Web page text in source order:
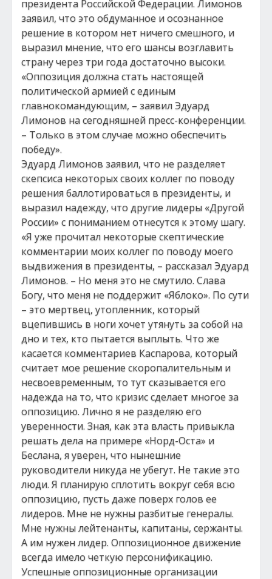
президента Российской Федерации. Лимонов
заявил, что это обдуманное и осознанное
решение в котором нет ничего смешного, и
выразил мнение, что его шансы возглавить
страну через три года достаточно высоки.
«Оппозиция должна стать настоящей
политической армией с единым
главнокомандующим, – заявил Эдуард
Лимонов на сегодняшней пресс-конференции.
– Только в этом случае можно обеспечить
победу».
Эдуард Лимонов заявил, что не разделяет
скепсиса некоторых своих коллег по поводу
решения баллотироваться в президенты, и
выразил надежду, что другие лидеры «Другой
России» с пониманием отнесутся к этому шагу.
«Я уже прочитал некоторые скептические
комментарии моих коллег по поводу моего
выдвижения в президенты, – рассказал Эдуард
Лимонов. – Но меня это не смутило. Слава
Богу, что меня не поддержит «Яблоко». По сути
– это мертвец, утопленник, который
вцепившись в ноги хочет утянуть за собой на
дно и тех, кто пытается выплыть. Что же
касается комментариев Каспарова, который
считает мое решение скоропалительным и
несвоевременным, то тут сказывается его
надежда на то, что кризис сделает многое за
оппозицию. Лично я не разделяю его
уверенности. Зная, как эта власть привыкла
решать дела на примере «Норд-Оста» и
Беслана, я уверен, что нынешние
руководители никуда не убегут. Не такие это
люди. Я планирую сплотить вокруг себя всю
оппозицию, пусть даже поверх голов ее
лидеров. Мне не нужны разбитые генералы.
Мне нужны лейтенанты, капитаны, сержанты.
А им нужен лидер. Оппозиционное движение
всегда имело четкую персонификацию.
Успешные оппозиционные организации